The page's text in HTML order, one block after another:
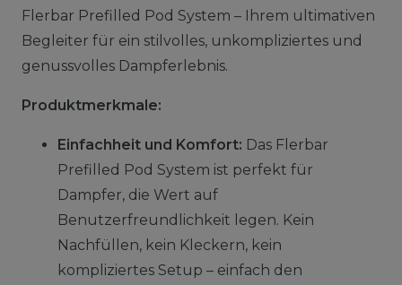
Flerbar Prefilled Pod System – Ihrem ultimativen
Begleiter für ein stilvolles, unkompliziertes und
genussvolles Dampferlebnis.
Produktmerkmale:
Einfachheit und Komfort: Das Flerbar
Prefilled Pod System ist perfekt für
Dampfer, die Wert auf
Benutzerfreundlichkeit legen. Kein
Nachfüllen, kein Kleckern, kein
kompliziertes Setup – einfach den